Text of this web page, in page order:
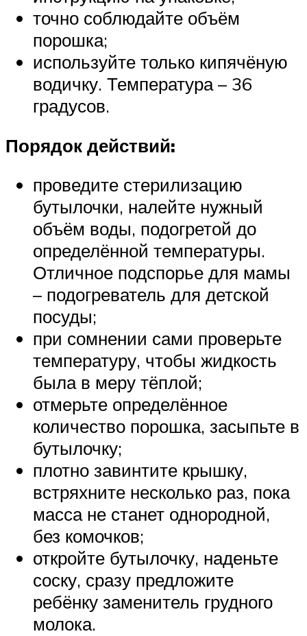
точно соблюдайте объём
порошка;
используйте только кипячёную
водичку. Температура – 36
градусов.
Порядок действий:
проведите стерилизацию
бутылочки, налейте нужный
объём воды, подогретой до
определённой температуры.
Отличное подспорье для мамы
– подогреватель для детской
посуды;
при сомнении сами проверьте
температуру, чтобы жидкость
была в меру тёплой;
отмерьте определённое
количество порошка, засыпьте в
бутылочку;
плотно завинтите крышку,
встряхните несколько раз, пока
масса не станет однородной,
без комочков;
откройте бутылочку, наденьте
соску, сразу предложите
ребёнку заменитель грудного
молока.